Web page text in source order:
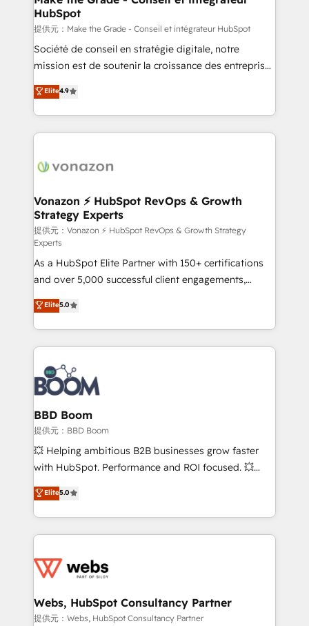
métiers et technologie, et guidant vos équipes à
travers le changement, tout en centrant vos objectifs
d’entreprise. Grâce à une méthodologie éprouvée
auprès de plus de 400 clients, nous comprenons
HubSpot dans votre organisation. Pour toute
question technique ou besoin de structuration de
HubSpot
提供元：Make the Grade - Conseil et intégrateur HubSpot
Société de conseil en stratégie digitale, notre
mission est de soutenir la croissance des entreprises
B2B à travers l’acquisition de nouveaux clients,
l'intégration CRM et le développement des revenus
auprès de vos comptes existants. En France et à
l'international, nous travaillons avec des ETI
delà d’une simple transformation digitale et des
➤ L’intégration de CRM et de méthodologie RevOps
pour aligner les équipes marketing, commerciales et
support client (data migration, synchronisation API,
audit et maintenance) ➤ La création de sites internet
de conversion qui transforment les visiteurs en
opportunités d'affaires ➤ La mise en place de
stratégies d'acquisition marketing (SEO, SEA,
inbound, automatisation marketing, ABM, IA,
emailing) Informations clés : - 10 ans d'expérience -
100+ intégrations CRM HubSpot réussies - 40
experts conseil - 150 certifications HubSpot
cumulées
Elite4.9
Vonazon ⚡ HubSpot RevOps & Growth
Strategy Experts
提供元：Vonazon ⚡ HubSpot RevOps & Growth Strategy
Experts
As a HubSpot Elite Partner with 150+ certifications
and over 5,000 successful client engagements,
Vonazon turns marketing complexity into
measurable, scalable growth. From onboarding to
enterprise-grade campaigns, our in-house team
builds scalable strategies that drive long-term
revenue. ⚙️ HubSpot Integration & Optimization •
Seamless CRM, CMS, and automation setup •
Complex platform migrations and data cleanups •
Custom APIs and third-party integrations 📈 End-to-
End Revenue Acceleration • Lifecycle marketing and
pipeline growth programs • Sales enablement tools
and CRM optimization • Retention strategies with
Execution • 750+ onboardings and 2,000+
implementations • Deep expertise across marketing,
Elite5.0
BBD Boom
提供元：BBD Boom
💥 Helping ambitious B2B businesses grow faster
with HubSpot. Performance and ROI focused. 💥
BBD Boom is the HubSpot partner that can help you
to HubSpot Better. We work with your teams to
solve all your HubSpot challenges and improve user
adoption, sales process and marketing results.
the first time 🔧 Designing and optimising your
and build using HubSpot 🔌 Integrating HubSpot
with other systems 🎓 Training your teams to be
Elite5.0
Webs, HubSpot Consultancy Partner
提供元：Webs, HubSpot Consultancy Partner